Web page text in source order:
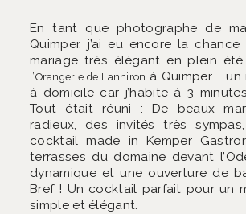
En tant que photographe de
Quimper, j’ai eu encore la
mariage très élégant en plein
l’Orangerie de Lanniron à Quimper …
à domicile car j’habite à 3
Tout était réuni : De beaux
radieux, des invités très
cocktail made in Kemper
terrasses du domaine devant
dynamique et une ouverture de
Bref ! Un cocktail parfait pour un
simple et élégant.